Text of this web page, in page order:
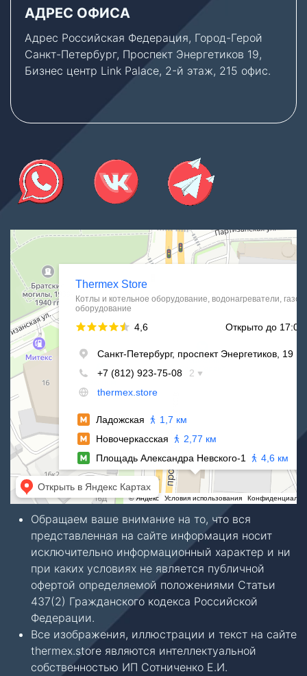
АДРЕС ОФИСА
Адрес Российская Федерация, Город-Герой
Санкт-Петербург, Проспект Энергетиков 19,
Бизнес центр Link Palace, 2-й этаж, 215 офис.
Thermex Store
Котлы и котельное оборудование в Санкт‑Петербурге
Водонагреватели в Санкт‑Петербурге
Обращаем ваше внимание на то, что вся
представленная на сайте информация носит
исключительно информационный характер и ни
при каких условиях не является публичной
офертой определяемой положениями Статьи
437(2) Гражданского кодекса Российской
Федерации.
Все изображения, иллюстрации и текст на сайте
thermex.store являются интеллектуальной
собственностью ИП Сотниченко Е.И.